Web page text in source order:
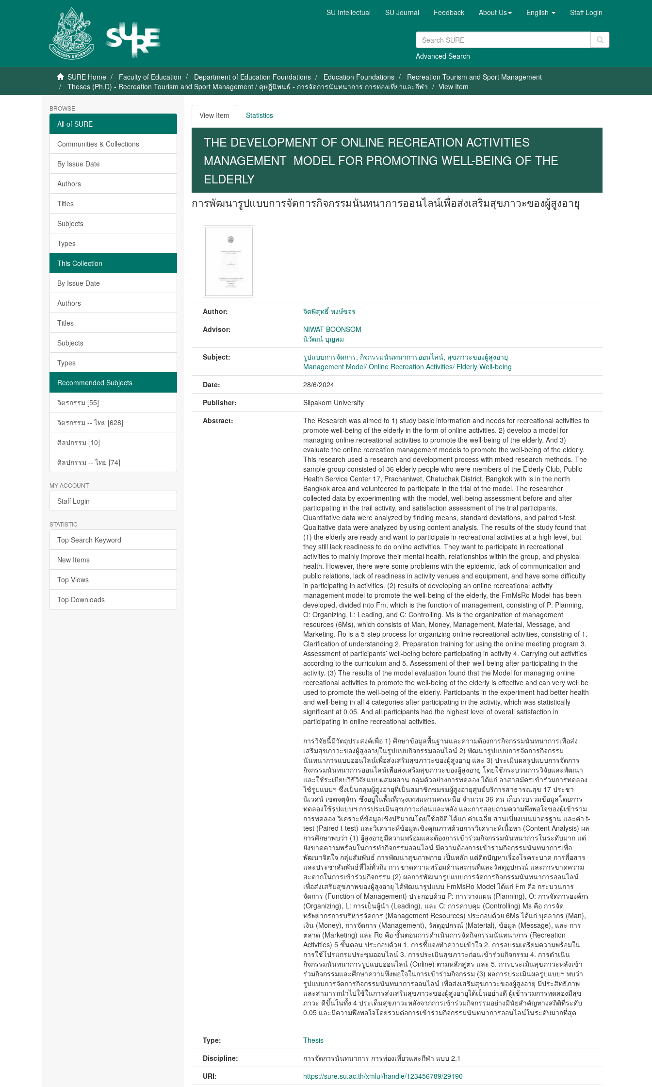
SU Intellectual SU Journal Feedback About Us English Staff Login
Advanced Search
SURE Home Faculty of Education Department of Education Foundations Education Foundations
Recreation Tourism and Sport Management
Theses (Ph.D) - Recreation Tourism and Sport Management / ดุษฎีนิพนธ์ - การจัดการนันทนาการ การท่องเที่ยวและกีฬา
View Item
BROWSE
All of SURE
Communities & Collections
By Issue Date
Authors
Titles
Subjects
Types
This Collection
By Issue Date
Authors
Titles
Subjects
Types
Recommended Subjects
จิตรกรรม [55]
จิตรกรรม -- ไทย [628]
ศิลปกรรม [10]
ศิลปกรรม -- ไทย [74]
MY ACCOUNT
Staff Login
STATISTIC
Top Search Keyword
New Items
Top Views
Top Downloads
View Item Statistics
THE DEVELOPMENT OF ONLINE RECREATION ACTIVITIES
MANAGEMENT MODEL FOR PROMOTING WELL-BEING OF THE
ELDERLY
การพัฒนารูปแบบการจัดการกิจกรรมนันทนาการออนไลน์เพื่อส่งเสริมสุขภาวะของ​ผู้สูงอายุ
Author:
จิตพิสุทธิ์ หงษ์ขจร
Advisor:
NIWAT BOONSOM
นิวัฒน์ บุญสม
Subject:
รูปแบบการจัดการ, กิจกรรมนันทนาการออนไลน์, สุขภาวะของผู้สูงอายุ
Management Model/ Online Recreation Activities/ Elderly Well-being
Date:
28/6/2024
Publisher:
Silpakorn University
Abstract:
The Research was aimed to 1) study basic information and needs for recreational activities to
promote well-being of the elderly in the form of online activities. 2) develop a model for
managing online recreational activities to promote the well-being of the elderly. And 3)
evaluate the online recreation management models to promote the well-being of the elderly.
This research used a research and development process with mixed research methods. The
sample group consisted of 36 elderly people who were members of the Elderly Club, Public
Health Service Center 17, Prachaniwet, Chatuchak District, Bangkok with is in the north
Bangkok area and volunteered to participate in the trial of the model. The researcher
collected data by experimenting with the model, well-being assessment before and after
participating in the trail activity, and satisfaction assessment of the trial participants.
Quantitative data were analyzed by finding means, standard deviations, and paired t-test.
Qualitative data were analyzed by using content analysis. The results of the study found that
(1) the elderly are ready and want to participate in recreational activities at a high level, but
they still lack readiness to do online activities. They want to participate in recreational
activities to mainly improve their mental health, relationships within the group, and physical
health. However, there were some problems with the epidemic, lack of communication and
public relations, lack of readiness in activity venues and equipment, and have some difficulty
in participating in activities. (2) results of developing an online recreational activity
management model to promote the well-being of the elderly, the FmMsRo Model has been
developed, divided into Fm, which is the function of management, consisting of P: Planning,
O: Organizing, L: Leading, and C: Controlling. Ms is the organization of management
resources (6Ms), which consists of Man, Money, Management, Material, Message, and
Marketing. Ro is a 5-step process for organizing online recreational activities, consisting of 1.
Clarification of understanding 2. Preparation training for using the online meeting program 3.
Assessment of participants’ well-being before participating in activity 4. Carrying out activities
according to the curriculum and 5. Assessment of their well-being after participating in the
activity. (3) The results of the model evaluation found that the Model for managing online
recreational activities to promote the well-being of the elderly is effective and can very well be
used to promote the well-being of the elderly. Participants in the experiment had better health
and well-being in all 4 categories after participating in the activity, which was statistically
significant at 0.05. And all participants had the highest level of overall satisfaction in
participating in online recreational activities.
การวิจัยนี้มีวัตถุประสงค์เพื่อ 1) ศึกษาข้อมูลพื้นฐานและความต้องการกิจกรรมนันทนาการเพื่อส่ง
เสริมสุขภาวะของผู้สูงอายุในรูปแบบกิจกรรมออนไลน์ 2) พัฒนารูปแบบการจัดการกิจกรรม
นันทนาการแบบออนไลน์เพื่อส่งเสริมสุขภาวะของผู้สูงอายุ และ 3) ประเมินผลรูปแบบการจัดการ
กิจกรรมนันทนาการออนไลน์เพื่อส่งเสริมสุขภาวะของผู้สูงอายุ โดยใช้กระบวนการวิจัยและพัฒนา
และใช้ระเบียบวิธีวิจัยแบบผสมผสาน กลุ่มตัวอย่างการทดลอง ได้แก่ อาสาสมัครเข้าร่วมการทดลอง
ใช้รูปแบบฯ ซึ่งเป็นกลุ่มผู้สูงอายุที่เป็นสมาชิกชมรมผู้สูงอายุศูนย์บริการสาธารณสุข 17 ประชา
นิเวศน์ เขตจตุจักร ซึ่งอยู่ในพื้นที่กรุงเทพมหานครเหนือ จำนวน 36 คน เก็บรวบรวมข้อมูลโดยการ
ทดลองใช้รูปแบบฯ การประเมินสุขภาวะก่อนและหลัง และการสอบถามความพึงพอใจของผู้เข้าร่วม
การทดลอง วิเคราะห์ข้อมูลเชิงปริมาณโดยใช้สถิติ ได้แก่ ค่าเฉลี่ย ส่วนเบี่ยงเบนมาตรฐาน และค่า t-
test (Paired t-test) และวิเคราะห์ข้อมูลเชิงคุณภาพด้วยการวิเคราะห์เนื้อหา (Content Analysis) ผล
การศึกษาพบว่า (1) ผู้สูงอายุมีความพร้อมและต้องการเข้าร่วมกิจกรรมนันทนาการในระดับมาก แต่
ยังขาดความพร้อมในการทำกิจกรรมออนไลน์ มีความต้องการเข้าร่วมกิจกรรมนันทนาการเพื่อ
พัฒนาจิตใจ กลุ่มสัมพันธ์ การพัฒนาสุขภาพกาย เป็นหลัก แต่ติดปัญหาเรื่องโรคระบาด การสื่อสาร
และประชาสัมพันธ์ที่ไม่ทั่วถึง การขาดความพร้อมด้านสถานที่และวัสดุอุปกรณ์ และการขาดความ
สะดวกในการเข้าร่วมกิจกรรม (2) ผลการพัฒนารูปแบบการจัดการกิจกรรมนันทนาการออนไลน์
เพื่อส่งเสริมสุขภาพของผู้สูงอายุ ได้พัฒนารูปแบบ FmMsRo Model ได้แก่ Fm คือ กระบวนการ
จัดการ (Function of Management) ประกอบด้วย P: การวางแผน (Planning), O: การจัดการองค์กร
(Organizing), L: การเป็นผู้นำ (Leading), และ C: การควบคุม (Controlling) Ms คือ การจัด
ทรัพยากรการบริหารจัดการ (Management Resources) ประกอบด้วย 6Ms ได้แก่ บุคลากร (Man),
เงิน (Money), การจัดการ (Management), วัสดุอุปกรณ์ (Material), ข้อมูล (Message), และ การ
ตลาด (Marketing) และ Ro คือ ขั้นตอนการดำเนินการจัดกิจกรรมนันทนาการ (Recreation
Activities) 5 ขั้นตอน ประกอบด้วย 1. การชี้แจงทำความเข้าใจ 2. การอบรมเตรียมความพร้อมใน
การใช้โปรแกรมประชุมออนไลน์ 3. การประเมินสุขภาวะก่อนเข้าร่วมกิจกรรม 4. การดำเนิน
กิจกรรมนันทนาการรูปแบบออนไลน์ (Online) ตามหลักสูตร และ 5. การประเมินสุขภาวะหลังเข้า
ร่วมกิจกรรมและศึกษาความพึงพอใจในการเข้าร่วมกิจกรรม (3) ผลการประเมินผลรูปแบบฯ พบว่า
รูปแบบการจัดการกิจกรรมนันทนาการออนไลน์ เพื่อส่งเสริมสุขภาวะของผู้สูงอายุ มีประสิทธิภาพ
และสามารถนำไปใช้ในการส่งเสริมสุขภาวะของผู้สูงอายุได้เป็นอย่างดี ผู้เข้าร่วมการทดลองมีสุข
ภาวะ ดีขึ้นในทั้ง 4 ประเด็นสุขภาวะหลังจากการเข้าร่วมกิจกรรมอย่างมีนัยสำคัญทางสถิติที่ระดับ
0.05 และมีความพึงพอใจโดยรวมต่อการเข้าร่วมกิจกรรมนันทนาการออนไลน์ในระดับมากที่สุด
Type:
Thesis
Discipline:
การจัดการนันทนาการ การท่องเที่ยวและกีฬา แบบ 2.1
URI:
https://sure.su.ac.th/xmlui/handle/123456789/29190